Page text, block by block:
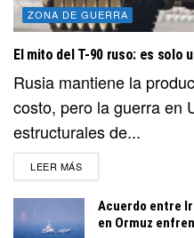
ZONA DE GUERRA
El mito del T-90 ruso: es solo
Rusia mantiene la
costo, pero la guerra en
estructurales de...
LEER MÁSDETAILS
Acuerdo entre
en Ormuz